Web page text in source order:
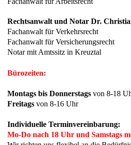
Rechtsanwalt und Notar Dr.
Fachanwalt für Verkehrsrecht
Fachanwalt für Versicherungsrecht
Notar mit Amtssitz in Kreuztal
Bürozeiten:
Montags bis Donnerstags von 8-18
Freitags von 8-16 Uhr
Individuelle Terminvereinbarung:
Mo-Do nach 18 Uhr und Samstags